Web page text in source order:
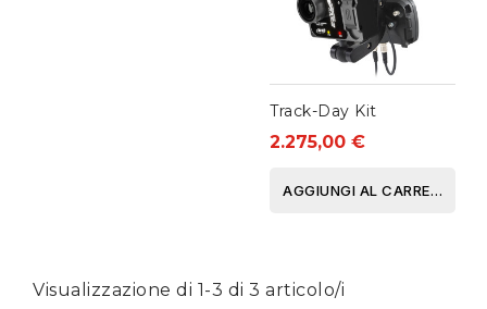
Track-Day Kit
2.275,00 €
AGGIUNGI AL CARRELLO
Visualizzazione di 1-3 di 3 articolo/i